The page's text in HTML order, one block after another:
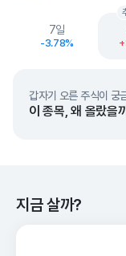
End of interactive
7일
-3.78%
갑자기 오른 주식이 궁
이 종목, 왜 올랐을
지금 살까?